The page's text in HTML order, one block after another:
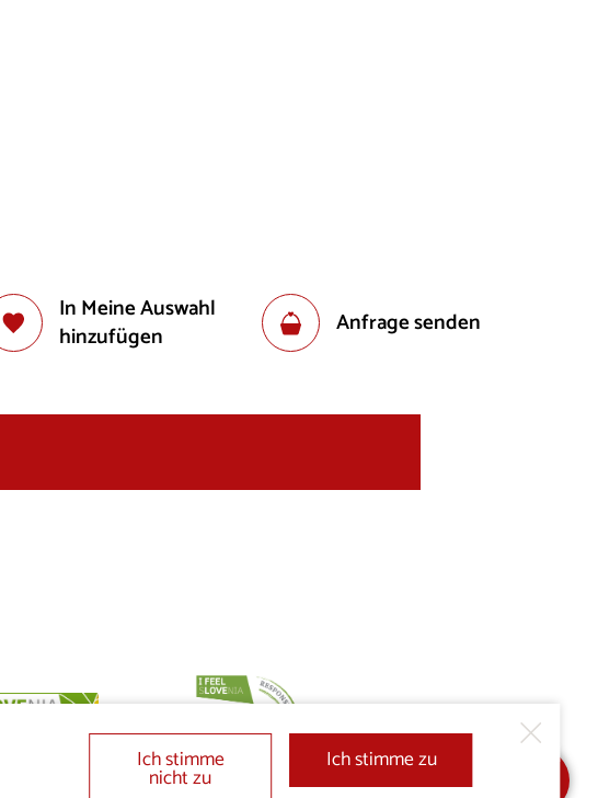
In Meine Auswahl
hinzufügen
Anfrage senden
Ich stimme
nicht zu
Ich stimme zu